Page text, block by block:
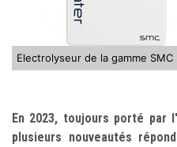
Electrolyseur de la gamme SMC
En 2023, toujours porté par
plusieurs nouveautés